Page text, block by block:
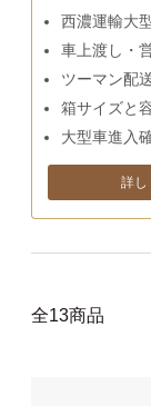
西濃運輸大
車上渡し・
ツーマン配
箱サイズと
大型車進入
詳
全13商品